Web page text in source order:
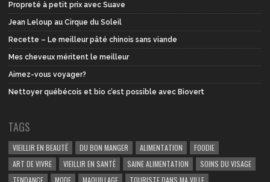
Propreté à petit prix avec Suave
Jean Leloup au Cirque du Soleil
Recette – Le meilleur pâté chinois sans viande
Mes cheveux méritent le meilleur
Aimez-vous voyager?
Nettoyer québécois et bio c’est possible avec Biovert
TAGS
VIEILLIR EN BEAUTÉ DU BON MANGER ALIMENTATION
FOODIE
ART DE VIVRE
VIEILLIR EN SANTÉ SAINE ALIMENTATION
SOINS DU VISAGE